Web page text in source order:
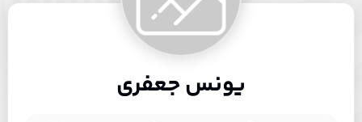
یونس جعفری